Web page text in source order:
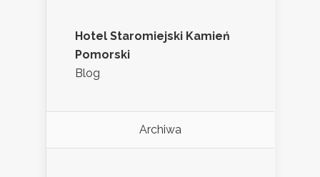
Hotel Staromiejski Kamień
Pomorski
Blog
Archiwa